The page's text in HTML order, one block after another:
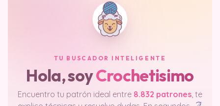
TU BUSCADOR INTELIGENTE
Hola, soyCrochetisimo
Encuentro tu patrón ideal entre 8.832 patrones , te